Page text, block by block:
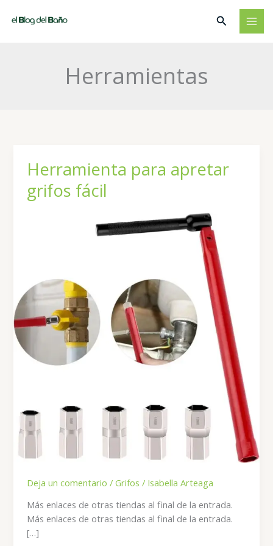
Buscar
Herramientas
Herramienta para apretar
grifos fácil
Deja un comentario /Grifos / Isabella Arteaga
Más enlaces de otras tiendas al final de la entrada.
Más enlaces de otras tiendas al final de la entrada.
[…]